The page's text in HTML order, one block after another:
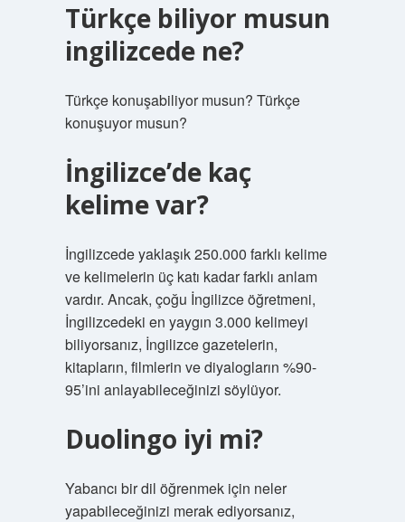
Türkçe biliyor musun
ingilizcede ne?
Türkçe konuşabiliyor musun? Türkçe
konuşuyor musun?
İngilizce’de kaç
kelime var?
İngilizcede yaklaşık 250.000 farklı kelime
ve kelimelerin üç katı kadar farklı anlam
vardır. Ancak, çoğu İngilizce öğretmeni,
İngilizcedeki en yaygın 3.000 kelimeyi
biliyorsanız, İngilizce gazetelerin,
kitapların, filmlerin ve diyalogların %90-
95’ini anlayabileceğinizi söylüyor.
Duolingo iyi mi?
Yabancı bir dil öğrenmek için neler
yapabileceğinizi merak ediyorsanız,